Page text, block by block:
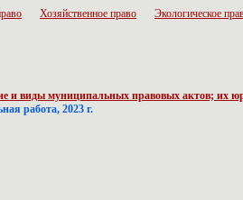
Хозяйственное право
Экологическое
и виды муниципальных правовых актов; их
работа, 2023 г.